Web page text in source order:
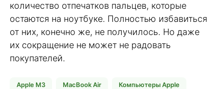
количество отпечатков пальцев, которые
остаются на ноутбуке. Полностью избавиться
от них, конечно же, не получилось. Но даже
их сокращение не может не радовать
покупателей.
Apple M3 MacBook Air Компьютеры Apple